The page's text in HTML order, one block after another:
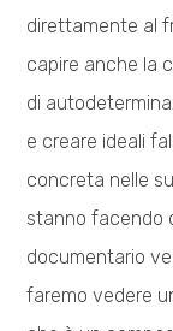
direttamente al
capire anche la
di
e creare ideali
concreta nelle
stanno facendo
documentario
faremo vedere